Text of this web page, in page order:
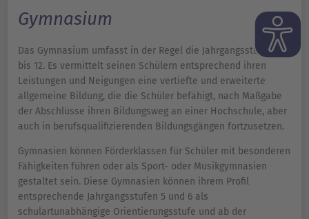
Gymnasium
Das Gymnasium umfasst in der Regel die Jahrgangsstufen 7
bis 12. Es vermittelt seinen Schülern entsprechend ihren
Leistungen und Neigungen eine vertiefte und erweiterte
allgemeine Bildung, die die Schüler befähigt, nach Maßgabe
der Abschlüsse ihren Bildungsweg an einer Hochschule, aber
auch in berufsqualifizierenden Bildungsgängen fortzusetzen.
Gymnasien können Förderklassen für Schüler mit besonderen
Fähigkeiten führen oder als Sport- oder Musikgymnasien
gestaltet sein. Diese Gymnasien können ihrem Profil
entsprechende Jahrgangsstufen 5 und 6 als
schulartunabhängige Orientierungsstufe und ab der